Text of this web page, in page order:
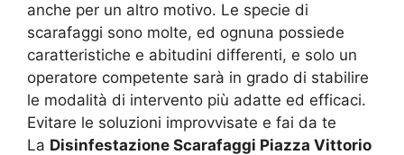
anche per un altro motivo. Le specie di
scarafaggi sono molte, ed ognuna possiede
caratteristiche e abitudini differenti, e solo un
operatore competente sarà in grado di stabilire
le modalità di intervento più adatte ed efficaci.
Evitare le soluzioni improvvisate e fai da te
La Disinfestazione Scarafaggi Piazza Vittorio